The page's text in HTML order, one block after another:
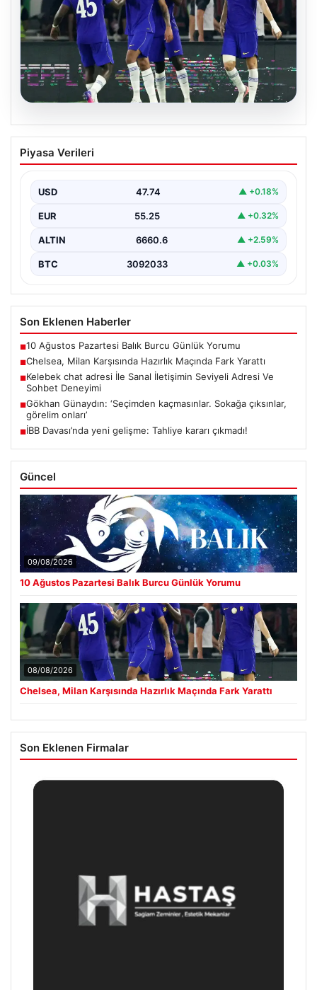
Chelsea, Milan Karşısında Hazırlık
Maçında Fark Yarattı
maçında İtalya’nın köklü takımlarından Milan’ı 3-0
mağlup ederek…
Piyasa Verileri
USD 47.74 ▲ +0.18%
EUR 55.25 ▲ +0.32%
ALTIN 6660.6 ▲ +2.59%
BTC 3092033 ▲ +0.03%
Son Eklenen Haberler
■10 Ağustos Pazartesi Balık Burcu Günlük Yorumu
■Chelsea, Milan Karşısında Hazırlık Maçında Fark Yarattı
■Kelebek chat adresi İle Sanal İletişimin Seviyeli Adresi Ve
Sohbet Deneyimi
■Gökhan Günaydın: ‘Seçimden kaçmasınlar. Sokağa çıksınlar,
görelim onları’
■İBB Davası’nda yeni gelişme: Tahliye kararı çıkmadı!
Güncel
09/08/2026
10 Ağustos Pazartesi Balık Burcu Günlük Yorumu
08/08/2026
Chelsea, Milan Karşısında Hazırlık Maçında Fark Yarattı
Son Eklenen Firmalar